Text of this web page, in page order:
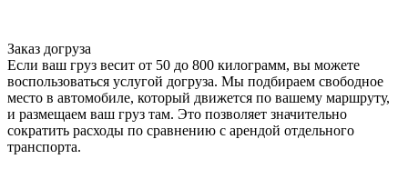
Заказ догруза
Если ваш груз весит от 50 до 800 килограмм, вы можете
воспользоваться услугой догруза. Мы подбираем свободное
место в автомобиле, который движется по вашему маршруту,
и размещаем ваш груз там. Это позволяет значительно
сократить расходы по сравнению с арендой отдельного
транспорта.